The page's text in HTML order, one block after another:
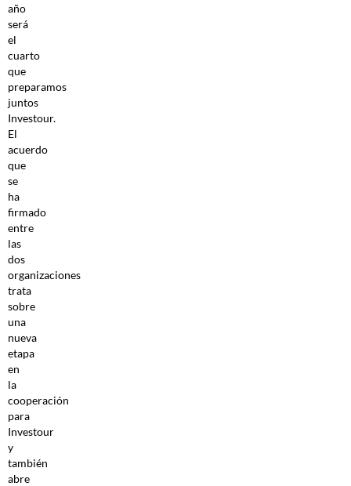
año
será
el
cuarto
que
preparamos
juntos
Investour.
El
acuerdo
que
se
ha
firmado
entre
las
dos
organizaciones
trata
sobre
una
nueva
etapa
en
la
cooperación
para
Investour
y
también
abre